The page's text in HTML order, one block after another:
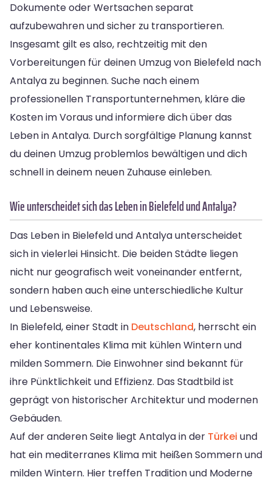
Dokumente oder Wertsachen separat
aufzubewahren und sicher zu transportieren.
Insgesamt gilt es also, rechtzeitig mit den
Vorbereitungen für deinen Umzug von Bielefeld nach
Antalya zu beginnen. Suche nach einem
professionellen Transportunternehmen, kläre die
Kosten im Voraus und informiere dich über das
Leben in Antalya. Durch sorgfältige Planung kannst
du deinen Umzug problemlos bewältigen und dich
schnell in deinem neuen Zuhause einleben.
Wie unterscheidet sich das Leben in Bielefeld und Antalya?
Das Leben in Bielefeld und Antalya unterscheidet
sich in vielerlei Hinsicht. Die beiden Städte liegen
nicht nur geografisch weit voneinander entfernt,
sondern haben auch eine unterschiedliche Kultur
und Lebensweise.
In Bielefeld, einer Stadt in Deutschland, herrscht ein
eher kontinentales Klima mit kühlen Wintern und
milden Sommern. Die Einwohner sind bekannt für
ihre Pünktlichkeit und Effizienz. Das Stadtbild ist
geprägt von historischer Architektur und modernen
Gebäuden.
Auf der anderen Seite liegt Antalya in der Türkei und
hat ein mediterranes Klima mit heißen Sommern und
milden Wintern. Hier treffen Tradition und Moderne